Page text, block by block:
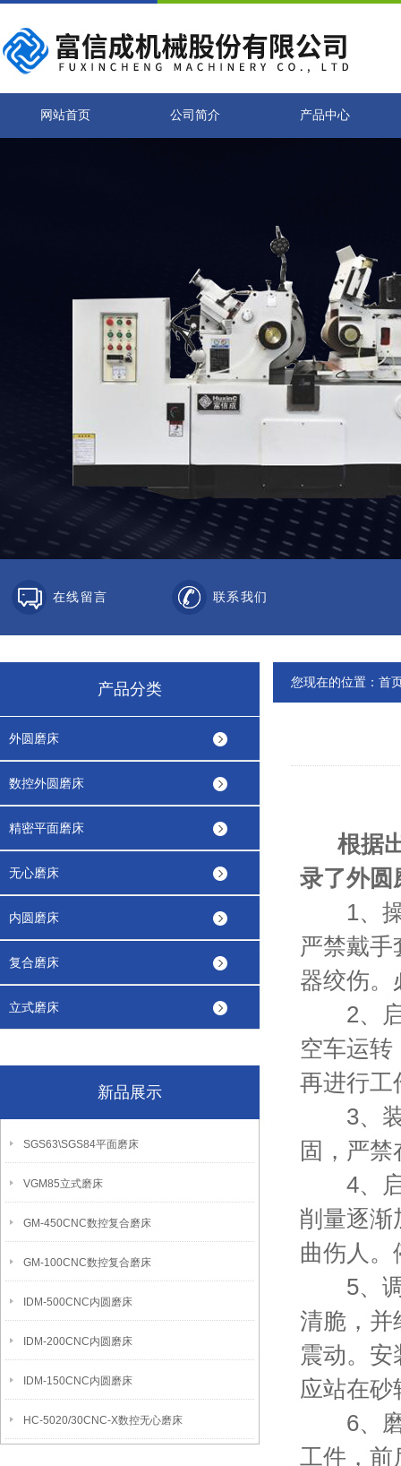
网站首页 公司简介 产品中心
在线留言 联系我们
产品分类
外圆磨床
数控外圆磨床
精密平面磨床
无心磨床
内圆磨床
复合磨床
立式磨床
新品展示
SGS63\SGS84平面磨床
VGM85立式磨床
GM-450CNC数控复合磨床
GM-100CNC数控复合磨床
IDM-500CNC内圆磨床
IDM-200CNC内圆磨床
IDM-150CNC内圆磨床
HC-5020/30CNC-X数控无心磨床
您现在的位置： 首
根据出
录了外圆
1、
严禁戴
器绞伤。
2、
空车运
再进行工
3、装
固，严
4、
削量逐渐
曲伤人
5、调
清脆，并
震动。
应站在砂
6、磨
工件，前